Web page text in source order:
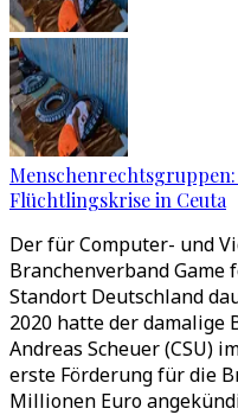
Menschenrechtsgruppen:
Flüchtlingskrise in Ceuta
Der für Computer- und
Branchenverband Game
Standort Deutschland
2020 hatte der
Andreas Scheuer (CSU)
erste Förderung für die
Millionen Euro